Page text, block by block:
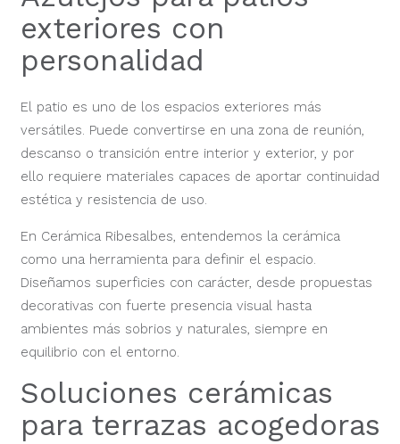
exteriores con
personalidad
El patio es uno de los espacios exteriores más
versátiles. Puede convertirse en una zona de reunión,
descanso o transición entre interior y exterior, y por
ello requiere materiales capaces de aportar continuidad
estética y resistencia de uso.
En Cerámica Ribesalbes, entendemos la cerámica
como una herramienta para definir el espacio.
Diseñamos superficies con carácter, desde propuestas
decorativas con fuerte presencia visual hasta
ambientes más sobrios y naturales, siempre en
equilibrio con el entorno.
Soluciones cerámicas
para terrazas acogedoras